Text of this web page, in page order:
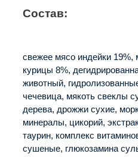
Состав:
свежее мясо индейки 19%,
курицы 8%,
животный,
чечевица, мякоть свеклы
дерева, дрожжи сухие,
минералы, цикорий,
таурин, комплекс
сушеные, глюкозамина